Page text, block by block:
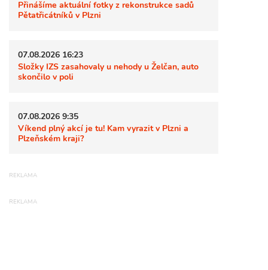
Přinášíme aktuální fotky z rekonstrukce sadů
Pětatřicátníků v Plzni
07.08.2026 16:23
Složky IZS zasahovaly u nehody u Želčan, auto
skončilo v poli
07.08.2026 9:35
Víkend plný akcí je tu! Kam vyrazit v Plzni a
Plzeňském kraji?